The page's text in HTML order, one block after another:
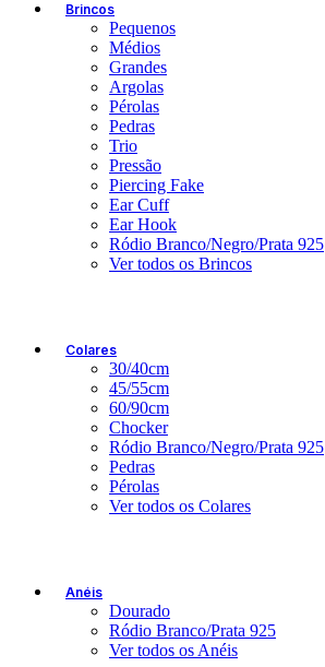
Brincos
Pequenos
Médios
Grandes
Argolas
Pérolas
Pedras
Trio
Pressão
Piercing Fake
Ear Cuff
Ear Hook
Ródio Branco/Negro/Prata 925
Ver todos os Brincos
Colares
30/40cm
45/55cm
60/90cm
Chocker
Ródio Branco/Negro/Prata 925
Pedras
Pérolas
Ver todos os Colares
Anéis
Dourado
Ródio Branco/Prata 925
Ver todos os Anéis